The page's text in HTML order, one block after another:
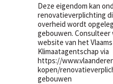
Deze eigendom kan
renovatieverplichting
overheid wordt
gebouwen. Consulteer
website van het
Klimaatagentschap via
https://
kopen/
gebouwen